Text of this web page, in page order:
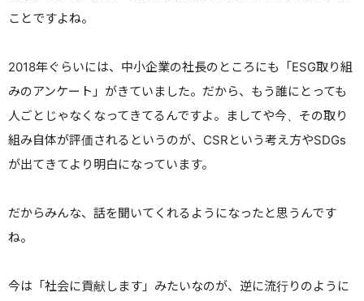
ことですよね。
2018年ぐらいには、中小企業の社長のところにも「ESG取り組
みのアンケート」がきていました。 だから、もう誰にとっても
人ごとじゃなくなってきてるんですよ。
ましてや今、その取り
組み自体が評価されるというのが、CSRという考え方やSDGs
が出てきてより明白になっています。
だからみんな、話を聞いてくれるようになったと思うんです
ね。
今は「社会に貢献します」みたいなのが、逆に流行りのように